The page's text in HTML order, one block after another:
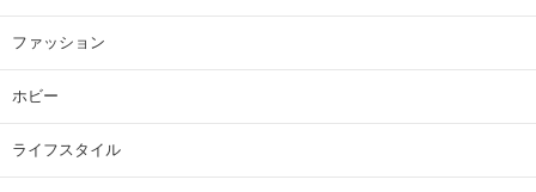
ファッション
ホビー
ライフスタイル